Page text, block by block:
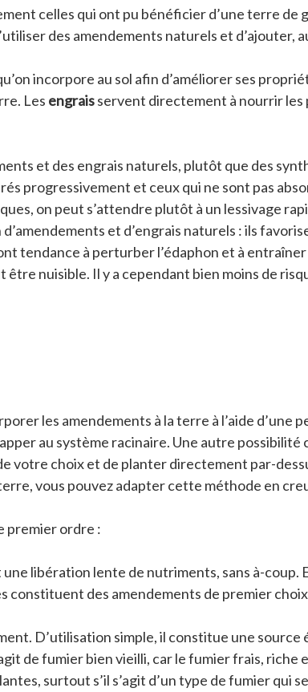
celles qui ont pu bénéficier d’une terre
des amendements naturels et d’ajouter,
incorpore au sol afin d’améliorer ses
Les engraisservent directement à nourrir les
et des engrais naturels, plutôt que des
progressivement et ceux qui ne sont pas
on peut s’attendre plutôt à un lessivage
et d’engrais naturels : ils
tendance à perturber l’édaphon et à
nuisible. Il y a cependant bien moins de
les amendements à la terre à l’aide
au système racinaire. Une autre
votre choix et de planter directement par-
vous pouvez adapter cette méthode en
premier ordre :
un nouvel onglet
libération lente de nutriments, sans à-coup.
constituent des amendements de premier
D’utilisation simple, il constitue une
de fumier bien vieilli, car le fumier frais,
surtout s’il s’agit d’un type de fumier